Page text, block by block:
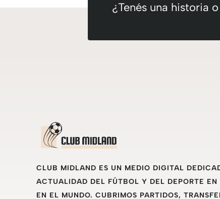
¿Tenés una historia
CLUB MIDLAND ES UN MEDIO DIGITAL
ACTUALIDAD DEL FÚTBOL Y DEL DEPORTE EN
EN EL MUNDO. CUBRIMOS PARTIDOS,